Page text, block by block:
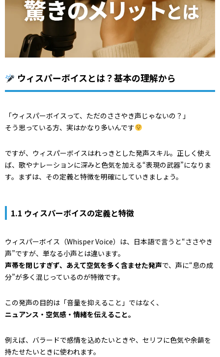
ウィスパーボイスとは？基本の理解から
「ウィスパーボイスって、ただのささやき声じゃないの？」
そう思っている方、実はかなり多いんです
ですが、ウィスパーボイスはれっきとした発声スキル。正しく使え
ば、歌やナレーションに深みと色気を加える“表現の武器”になりま
す。まずは、その定義と特徴を明確にしていきましょう。
1.1 ウィスパーボイスの定義と特徴
ウィスパーボイス（Whisper Voice）は、日本語で言うと“ささやき
声”ですが、単なる小声とは違います。
声帯を閉じすぎず、あえて空気を多く含ませた発声で、声に“息の成
分”が多く混じっているのが特徴です。
この発声の目的は「音量を抑えること」ではなく、
ニュアンス・空気感・情緒を伝えること。
例えば、バラードで感情を込めたいときや、セリフに色気や余韻を
持たせたいときに使われます。